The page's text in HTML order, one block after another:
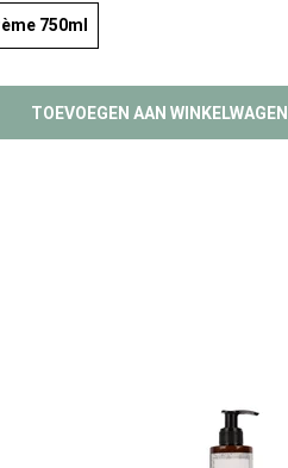
750ml
TOEVOEGEN AAN WINKELWAGEN